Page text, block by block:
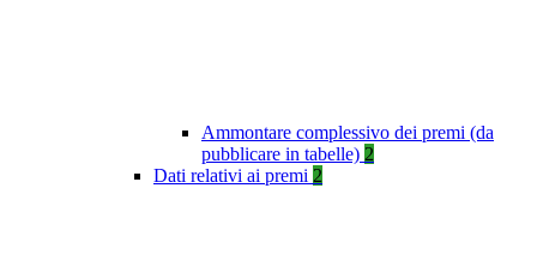
Ammontare complessivo dei premi (da
pubblicare in tabelle) 2
Dati relativi ai premi 2